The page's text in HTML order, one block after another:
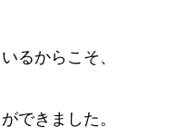
るからこそ、
できました。